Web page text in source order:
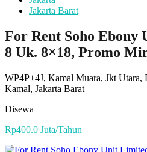
Jakarta Barat
For Rent Soho
8 Uk. 8×18, Promo
WP4P+4J, Kamal Muara, Jkt Utara,
Kamal, Jakarta Barat
Disewa
Rp400.0 Juta/Tahun